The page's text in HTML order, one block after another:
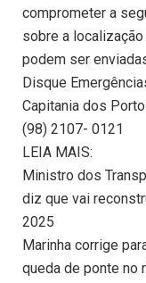
comprometer a
sobre a
podem ser
Disque
Capitania dos
(98) 2107- 0121
LEIA MAIS:
Ministro dos
diz que vai
2025
Marinha corrige
queda de ponte no